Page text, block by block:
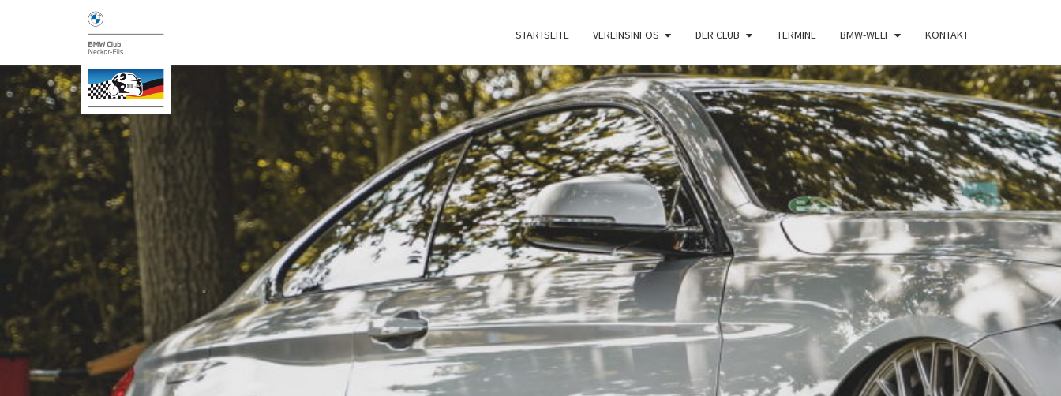
STARTSEITE VEREINSINFOS DER CLUB TERMINE BMW-WELT KONTAKT